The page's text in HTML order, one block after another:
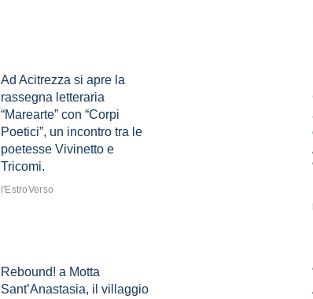
Ad Acitrezza si apre la
rassegna letteraria
“Marearte” con “Corpi
Poetici”, un incontro tra le
poetesse Vivinetto e
Tricomi.
l'EstroVerso
Rebound! a Motta
Sant’Anastasia, il villaggio